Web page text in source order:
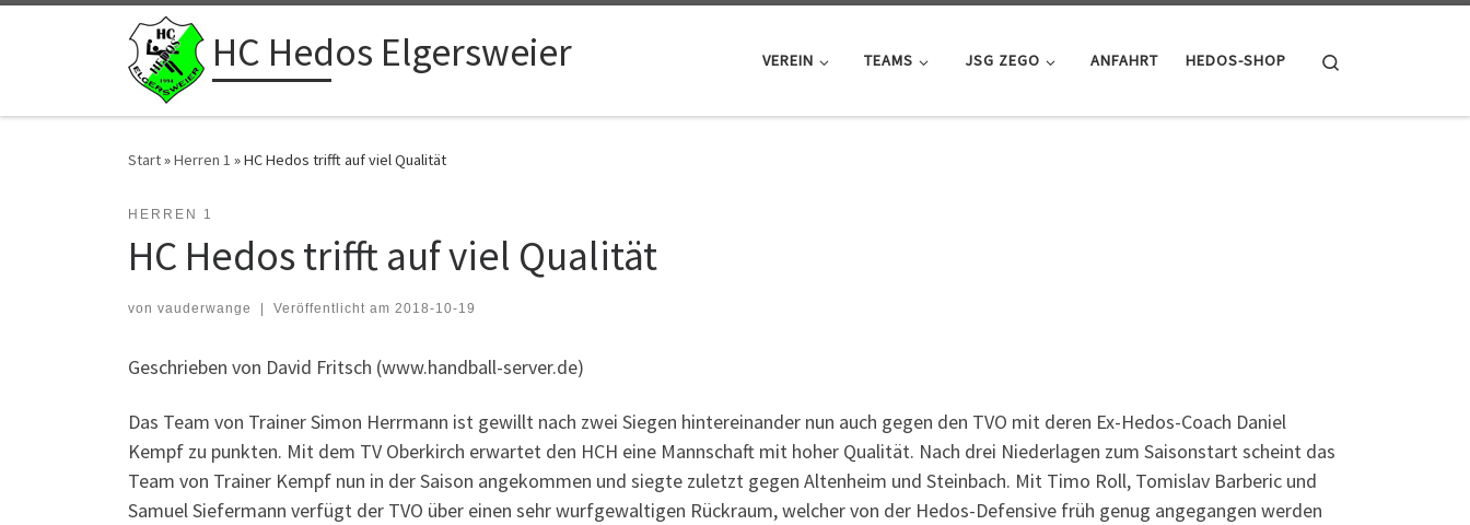
Zum Inhalt springen HC Hedos Elgersweier VEREIN TEAMS JSG ZEGO ANFAHRT HEDOS-SHOP
Start»Herren 1 »HC Hedos trifft auf viel Qualität
HERREN 1
HC Hedos trifft auf viel Qualität
von vauderwange Veröffentlicht am 2018-10-19
Geschrieben von David Fritsch (www.handball-server.de)
Das Team von Trainer Simon Herrmann ist gewillt nach zwei Siegen hintereinander nun auch gegen den TVO mit deren Ex-Hedos-Coach Daniel
Kempf zu punkten. Mit dem TV Oberkirch erwartet den HCH eine Mannschaft mit hoher Qualität. Nach drei Niederlagen zum Saisonstart scheint das
Team von Trainer Kempf nun in der Saison angekommen und siegte zuletzt gegen Altenheim und Steinbach. Mit Timo Roll, Tomislav Barberic und
Samuel Siefermann verfügt der TVO über einen sehr wurfgewaltigen Rückraum, welcher von der Hedos-Defensive früh genug angegangen werden